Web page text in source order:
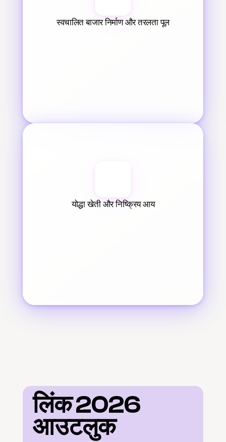
स्वचालित बाजार निर्माण और तरलता पूल
योद्धा खेती और निष्क्रिय आय
लिंक 2026
आउटलुक